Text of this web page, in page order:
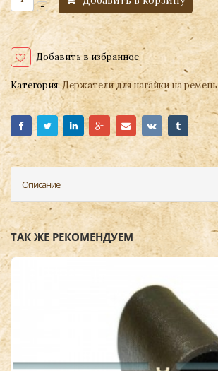
Добавить в избранное
Категория:Держатели для нагайки на ремень
Описание
ТАК ЖЕ РЕКОМЕНДУЕМ